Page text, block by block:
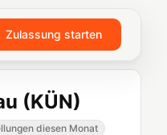
Zulassung starten
(KÜN)
diesen Monat